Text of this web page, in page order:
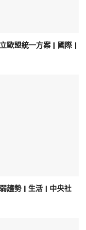
歐盟統一方案 | 國際 |
趨勢 | 生活 | 中央社